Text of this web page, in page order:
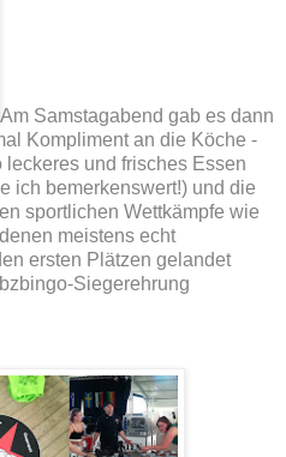
Am Samstagabend gab es dann
Kompliment an die Köche -
und frisches Essen
ich bemerkenswert!) und die
sportlichen Wettkämpfe wie
meistens echt
ersten Plätzen gelandet
Siegerehrung